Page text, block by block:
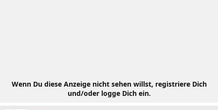
Wenn Du diese Anzeige nicht sehen willst, registriere Dich
und/oder logge Dich ein.